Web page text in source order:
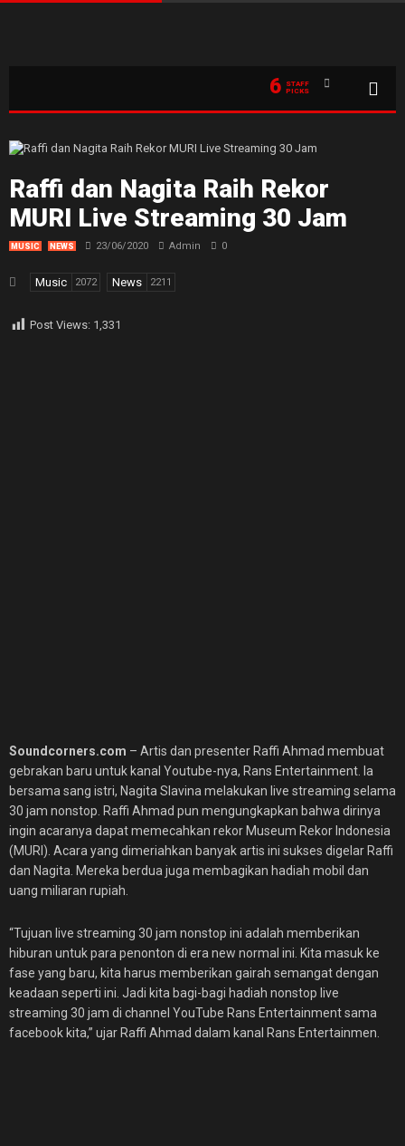
6
STAFF
PICKS
Raffi dan Nagita Raih Rekor
MURI Live Streaming 30 Jam
MUSIC NEWS 23/06/2020 Admin 0
Music 2072 News 2211
Post Views: 1,331
Soundcorners.com – Artis dan presenter Raffi Ahmad membuat
gebrakan baru untuk kanal Youtube-nya, Rans Entertainment. Ia
bersama sang istri, Nagita Slavina melakukan live streaming selama
30 jam nonstop. Raffi Ahmad pun mengungkapkan bahwa dirinya
ingin acaranya dapat memecahkan rekor Museum Rekor Indonesia
(MURI). Acara yang dimeriahkan banyak artis ini sukses digelar Raffi
dan Nagita. Mereka berdua juga membagikan hadiah mobil dan
uang miliaran rupiah.
“Tujuan live streaming 30 jam nonstop ini adalah memberikan
hiburan untuk para penonton di era new normal ini. Kita masuk ke
fase yang baru, kita harus memberikan gairah semangat dengan
keadaan seperti ini. Jadi kita bagi-bagi hadiah nonstop live
streaming 30 jam di channel YouTube Rans Entertainment sama
facebook kita,” ujar Raffi Ahmad dalam kanal Rans Entertainmen.